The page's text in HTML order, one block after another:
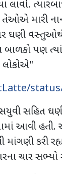
લાવો.
મારી
વસ્તુઓથી
પણ ત્યાં
લોકોએ"
status/
સહિત
આવી
કરી
ચાર